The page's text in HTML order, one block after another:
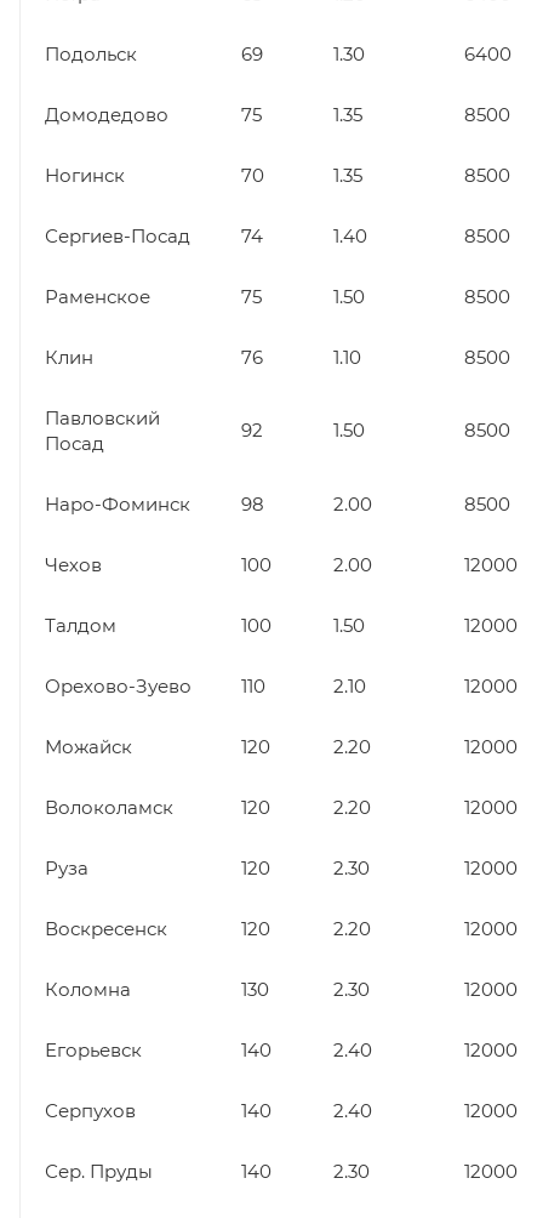
Подольск 69 1.30 6400
Домодедово 75 1.35 8500
Ногинск 70 1.35 8500
Сергиев-Посад 74 1.40 8500
Раменское 75 1.50 8500
Клин 76 1.10 8500
Павловский
Посад
92 1.50 8500
Наро-Фоминск 98 2.00 8500
Чехов 100 2.00 12000
Талдом 100 1.50 12000
Орехово-Зуево 110 2.10 12000
Можайск 120 2.20 12000
Волоколамск 120 2.20 12000
Руза 120 2.30 12000
Воскресенск 120 2.20 12000
Коломна 130 2.30 12000
Егорьевск 140 2.40 12000
Серпухов 140 2.40 12000
Сер. Пруды 140 2.30 12000